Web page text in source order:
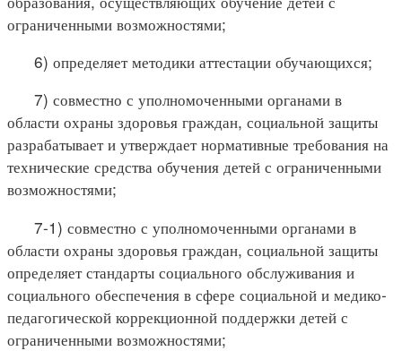
ограниченными возможностями;
6) определяет методики аттестации обучающихся;
7) совместно с уполномоченными органами в
области охраны здоровья граждан, социальной защиты
разрабатывает и утверждает нормативные требования на
технические средства обучения детей с ограниченными
возможностями;
7-1) совместно с уполномоченными органами в
области охраны здоровья граждан, социальной защиты
определяет стандарты социального обслуживания и
социального обеспечения в сфере социальной и медико-
педагогической коррекционной поддержки детей с
ограниченными возможностями;